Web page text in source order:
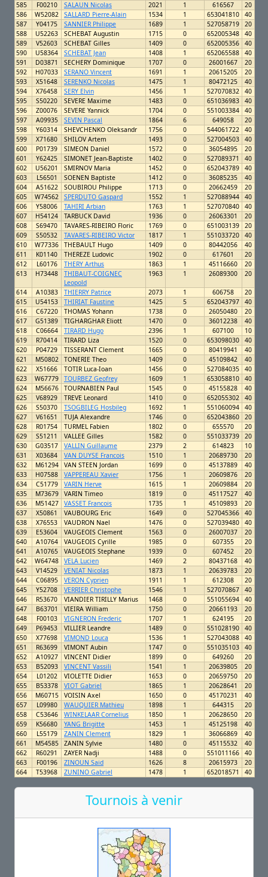
585
F00210 SALAUN Nicolas 2021 1 616567
20
586
W52082 SALLARD Pierre-Alain 1534 1 653041810
40
587
Y04175 SANNIER Philippe 1689 1 527058719
20
588
U52263 SCHEBAT Augustin 1715 0 652005348
40
589
V52603 SCHEBAT Gilles 1409 0 652005356
40
590
U58364 SCHEBAT Jean 1408 1 652065588
40
591
D03871 SECHERY Dominique 1707 0 26001667
20
592
H07033 SERANO Vincent 1691 1 20615205
20
593
X51648 SERENKO Nicolas 1475 1 80472125
40
594
X76458 SERY Elvin 1456 1 527070832
40
595
S50220 SEVERE Maxime 1483 0 651036983
40
596
Z00076 SEVERE Yannick 1704 0 551003384
40
597
A09935 SEVIN Pascal 1864 6 649058
20
598
Y60314 SHEVCHENKO Oleksandr 1756 0 544061722
40
599
X71680 SHILOV Artem 1493 0 527004503
40
600
P01739 SIMEON Daniel 1572 0 36054895
20
601
Y62425 SIMONET Jean-Baptiste 1402 0 527089371
40
602
U56201 SMIRNOV Maria 1452 0 652043789
40
603
L56501 SOENEN Baptiste 1412 0 36085235
40
604
A51622 SOUBIROU Philippe 1713 0 20662459
20
605
W74562 SPERDUTO Gaspard 1552 1 527088944
40
606
Y58006 TAHIRI Arbian 1763 1 527070840
40
607
H54124 TARBUCK David 1936 0 26063301
20
608
S69470 TAVARES-RIBEIRO Floric 1769 0 651003139
20
609
S50532 TAVARES-RIBEIRO Victor 1817 1 551033720
40
610
W77336 THEBAULT Hugo 1409 0 80442056
40
611
K01140 THEREZE Ludovic 1902 0 617601
20
612
L60176 THERY Arthus 1863 1 45116660
20
613
H73448
THIBAUT-COIGNEC
Leopold
1963 1 26089300 20
614 A10383 THIERRY Patrice 2073 1 606758
20
615
U54153 THIRIAT Faustine 1425 5 652043797
40
616
C67220 THOMAS Yohann 1738 0 26050480
20
617
G51389 TIGHARGHAR Eliott 1470 0 36012238
40
618
C06664 TIRARD Hugo 2396 1 607100
10
619
R70414 TIRARD Liza 1520 0 653098030
40
620
P04729 TISSERANT Clement 1665 0 80419941
40
621
M50802 TONERIE Theo 1409 0 45109842
40
622
X51666 TOTIR Luca-Ioan 1456 0 527084035
40
623
W67779 TOURBEZ Geofrey 1609 1 653058810
40
624
M56676 TOURNABIEN Paul 1545 0 45155828
40
625
V68929 TREVE Leonard 1410 0 652055302
40
626
S50370 TSOGBILEG Hosbileg 1692 1 551060094
40
627
V61651 TUJA Alexandre 1746 0 652043860
20
628
R01754 TURMEL Fabien 1802 0 655570
20
629
S51211 VALLEE Gilles 1582 0 551033739
20
630
G03517 VALLIN Guillaume 2379 2 614823
10
631
X03684 VAN DUYSE Francois 1510 1 20689730
20
632
M61294 VAN STEEN Jordan 1699 0 45137889
40
633
H07588 VAPPEREAU Xavier 1756 1 20609876
20
634
C51779 VARIN Herve 1615 1 20609884
20
635
M73679 VARIN Timeo 1819 0 45117527
40
636
M51427 VASSET Francois 1735 1 45109893
20
637
X50861 VAUBOURG Eric 1649 0 527045366
40
638
X76553 VAUDRON Nael 1476 0 527039480
40
639
E53604 VAUGEOIS Clement 1563 0 26007037
20
640
A10764 VAUGEOIS Cyrille 1985 0 607355
20
641
A10765 VAUGEOIS Stephane 1939 0 607452
20
642
W64748 VELA Lucien 1469 2 80437168
40
643
V14529 VENIAT Nicolas 1873 1 20639783
20
644
C06895 VERON Cyprien 1911 1 612308
20
645
Y52708 VERRIER Christophe 1546 1 527070867
40
646
R53670 VIANDIER TIRILLY Marius 1468 0 551055694
40
647
B63701 VIEIRA William 1750 0 20661193
20
648
F00103 VIGNERON Frederic 1707 1 624195
20
649
P69453 VILLIER Leandre 1489 0 551028190
40
650
X77698 VIMOND Louca 1536 1 527043088
40
651
R63699 VIMONT Aubin 1747 0 551035103
40
652
A10927 VINCENT Didier 1899 0 649260
20
653
B52093 VINCENT Vassili 1541 1 20639805
20
654
L01202 VIOLETTE Didier 1653 0 20659750
20
655
B53378 VIOT Gabriel 1865 1 20628641
20
656
M60715 VOISIN Axel 1650 0 45170231
40
657
L09980 WAUQUIER Mathieu 1898 1 644315
20
658
C53646 WINKELAAR Cornelius 1850 1 20628650
20
659
K56680 YANG Brigitte 1453 1 45125198
40
660
L55179 ZANIN Clement 1829 1 36066869
40
661
M54585 ZANIN Sylvie 1480 0 45115532
40
662
R60291 ZAYER Nadji 1488 0 551011166
40
663
F00196 ZINOUN Said 1626 8 20615973
20
664
T53968 ZUNINO Gabriel 1478 1 652018571 40
Tournois à venir